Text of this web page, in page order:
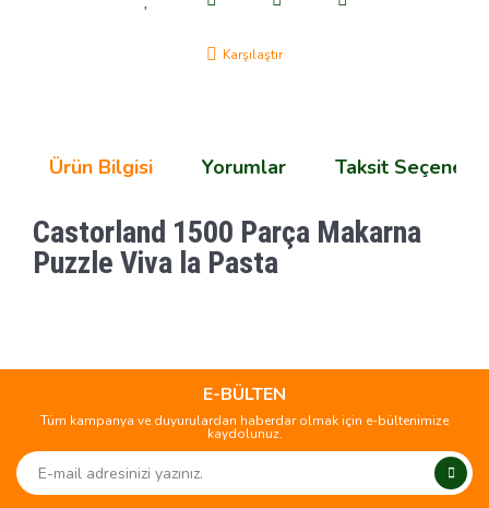
Karşılaştır
Ürün Bilgisi Yorumlar Taksit
Castorland 1500 Parça Makarna
Puzzle Viva la Pasta
Yorum Yaz
kullanarak tarafımıza iletebilirsiniz.
Görüş ve önerileriniz için teşekkür ederiz.
Ürün açıklamasında eksik bilgiler bulunuyor.
E-BÜLTEN
Tüm kampanya ve duyurulardan haberdar olmak için e-bültenimize
kaydolunuz.